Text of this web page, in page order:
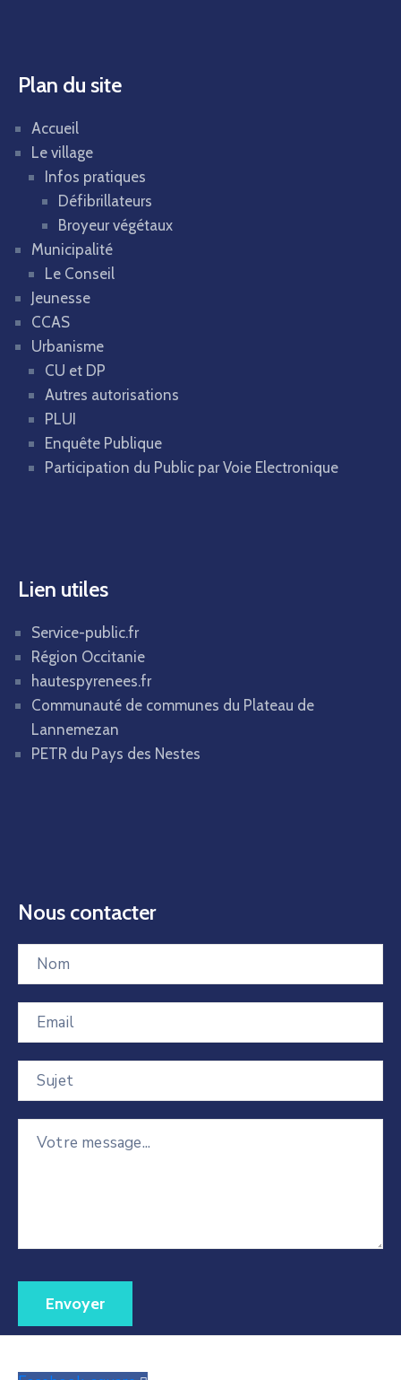
Plan du site
Accueil
Le village
Infos pratiques
Défibrillateurs
Broyeur végétaux
Municipalité
Le Conseil
Jeunesse
CCAS
Urbanisme
CU et DP
Autres autorisations
PLUI
Enquête Publique
Participation du Public par Voie Electronique
Lien utiles
Service-public.fr
Région Occitanie
hautespyrenees.fr
Communauté de communes du Plateau de
Lannemezan
PETR du Pays des Nestes
Nous contacter